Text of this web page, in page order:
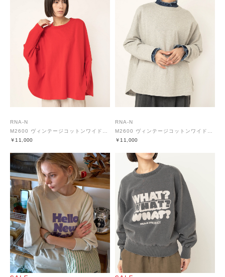
RNA-N
M2600 ヴィンテージコットンワイドプルオーバー
￥11,000
RNA-N
M2600 ヴィンテージコットンワイドプルオーバー
￥11,000